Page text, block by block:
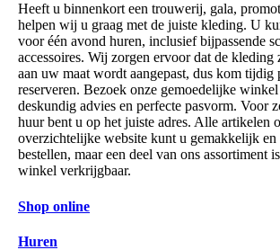
Heeft u binnenkort een trouwerij, gala,
helpen wij u graag met de juiste kleding. U
voor één avond huren, inclusief bijpassende
accessoires. Wij zorgen ervoor dat de
aan uw maat wordt aangepast, dus kom tijdig
reserveren. Bezoek onze gemoedelijke
deskundig advies en perfecte pasvorm. Voor
huur bent u op het juiste adres. Alle artikelen
overzichtelijke website kunt u gemakkelijk en
bestellen, maar een deel van ons assortiment
winkel verkrijgbaar.
Shop online
Huren